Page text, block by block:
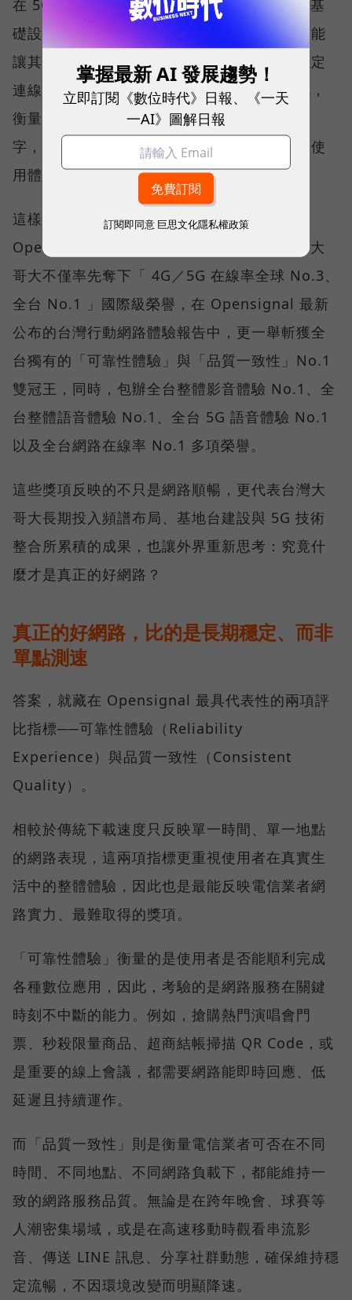
在 5G 成為工作、娛樂、生活不可或缺的數位基
礎設施後，消費者發現，再快的網速，如果不能
讓其在人潮聚集、高速移動或室內空間維持穩定
連線，即無法轉換成好的使用體驗，也因如此，
衡量「好網路」的標準，也逐漸從追求測速數
字，轉向任何時間、任何地點都能穩定連線的使
用體驗。
這樣的轉變，也反映在國際權威網路分析機構
Opensignal 公布的評比結果。今年初，台灣大
哥大不僅率先奪下「 4G／5G 在線率全球 No.3、
全台 No.1 」國際級榮譽，在 Opensignal 最新
公布的台灣行動網路體驗報告中，更一舉斬獲全
台獨有的「可靠性體驗」與「品質一致性」No.1
雙冠王，同時，包辦全台整體影音體驗 No.1、全
台整體語音體驗 No.1、全台 5G 語音體驗 No.1
以及全台網路在線率 No.1 多項榮譽。
這些獎項反映的不只是網路順暢，更代表台灣大
哥大長期投入頻譜布局、基地台建設與 5G 技術
整合所累積的成果，也讓外界重新思考：究竟什
麼才是真正的好網路？
真正的好網路，比的是長期穩定、而非
單點測速
答案，就藏在 Opensignal 最具代表性的兩項評
比指標──可靠性體驗（Reliability
Experience）與品質一致性（Consistent
Quality）。
相較於傳統下載速度只反映單一時間、單一地點
的網路表現，這兩項指標更重視使用者在真實生
活中的整體體驗，因此也是最能反映電信業者網
路實力、最難取得的獎項。
「可靠性體驗」衡量的是使用者是否能順利完成
各種數位應用，因此，考驗的是網路服務在關鍵
時刻不中斷的能力。例如，搶購熱門演唱會門
票、秒殺限量商品、超商結帳掃描 QR Code，或
是重要的線上會議，都需要網路能即時回應、低
延遲且持續運作。
而「品質一致性」則是衡量電信業者可否在不同
時間、不同地點、不同網路負載下，都能維持一
致的網路服務品質。無論是在跨年晚會、球賽等
人潮密集場域，或是在高速移動時觀看串流影
音、傳送 LINE 訊息、分享社群動態，確保維持穩
定流暢，不因環境改變而明顯降速。
掌握最新 AI 發展趨勢！
立即訂閱《數位時代》日報、《一天
一AI》圖解日報
訂閱即同意 巨思文化隱私權政策